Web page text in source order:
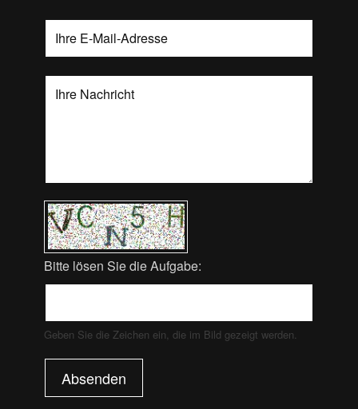
Bitte lösen Sie die Aufgabe:
Geben Sie die Zeichen ein, die im Bild gezeigt werden.
Absenden